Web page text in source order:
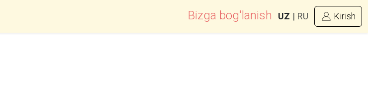
Bizga bog'lanish UZ | RU Kirish